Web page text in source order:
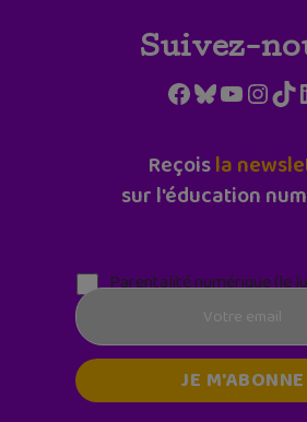
Suivez-
Facebook
Bluesky
Reçoisla
sur l'éducation
Parentalité numérique (le